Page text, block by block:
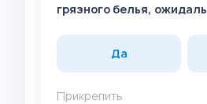
грязного белья,
Да
Прикрепить